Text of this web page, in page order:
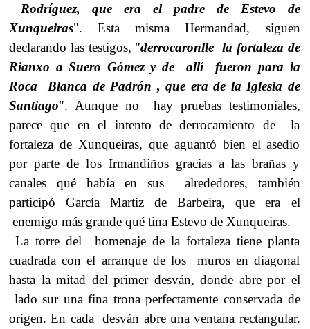
Rodríguez, que era el padre de Estevo de
Xunqueiras". Esta misma Hermandad, siguen
declarando las testigos, "derrocaronlle la fortaleza de
Rianxo a Suero Gómez y de allí fueron para la
Roca Blanca de Padrón , que era de la Iglesia de
Santiago". Aunque no hay pruebas testimoniales,
parece que en el intento de derrocamiento de la
fortaleza de Xunqueiras, que aguantó bien el asedio
por parte de los Irmandiños gracias a las brañas y
canales qué había en sus alrededores, también
participó García Martiz de Barbeira, que era el
enemigo más grande qué tina Estevo de Xunqueiras.
La torre del homenaje de la fortaleza tiene planta
cuadrada con el arranque de los muros en diagonal
hasta la mitad del primer desván, donde abre por el
lado sur una fina trona perfectamente conservada de
origen. En cada desván abre una ventana rectangular.